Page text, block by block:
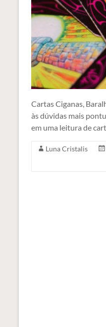
Cartas Ciganas,
às dúvidas mais
em uma leitura de
Luna Cristalis